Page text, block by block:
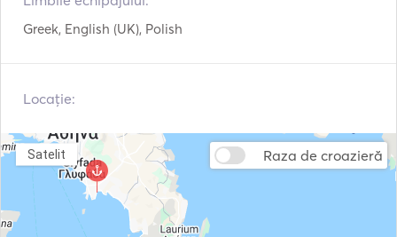
Greek, English (UK), Polish
Locație:
Raza de croazieră
Satelit